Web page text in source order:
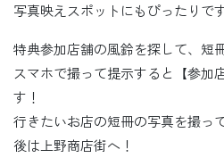
写真映えスポットにもぴったりで
特典参加店舗の風鈴を探して、短
スマホで撮って提示すると【参加
す！
行きたいお店の短冊の写真を撮っ
後は上野商店街へ！